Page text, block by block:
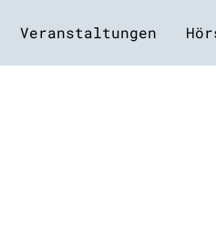
Veranstaltungen